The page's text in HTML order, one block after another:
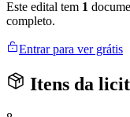
Este edital tem 1
completo.
Entrar para ver grátis
Itens da